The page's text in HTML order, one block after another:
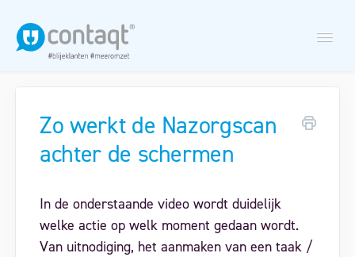
Nieuwsbriefmodule
Maak een support ticket aan
Zo werkt de Nazorgscan
achter de schermen
In de onderstaande video wordt duidelijk
welke actie op welk moment gedaan wordt.
Van uitnodiging, het aanmaken van een taak /